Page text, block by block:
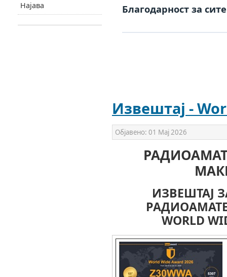
Благодарност за
Извештај -
Објавено: 01 Мај 2026
ИЗВЕШТАЈ
WORLD
Најава